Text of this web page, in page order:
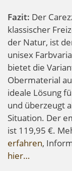
Fazit: Der
klassischer
der Natur, ist
unisex
bietet die
Obermaterial
ideale Lösung
und überzeugt
Situation. Der
ist 119,95 €.
erfahren,
hier…